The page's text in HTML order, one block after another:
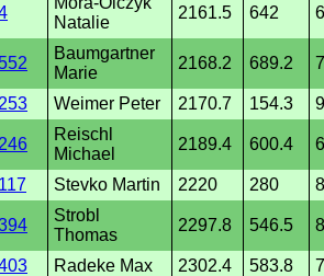
Natalie
2161.5 642
Baumgartner
Marie
2168.2 689.2
253 Weimer Peter 2170.7 154.3
246
Reischl
Michael
2189.4 600.4
117 Stevko Martin 2220 280
Strobl
Thomas
2297.8 546.5
Radeke Max 2302.4 583.8